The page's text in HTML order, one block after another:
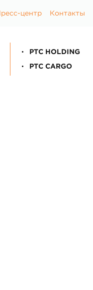
центр Контакты
PTC HOLDING
PTC CARGO